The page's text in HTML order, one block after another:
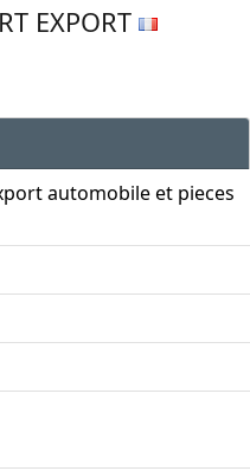
EXPORT
automobile et pieces